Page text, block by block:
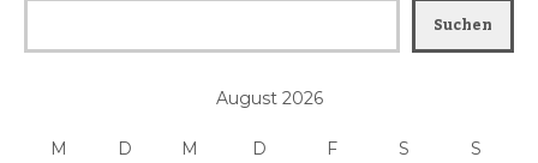
Suchen
August 2026
M D M D F S S